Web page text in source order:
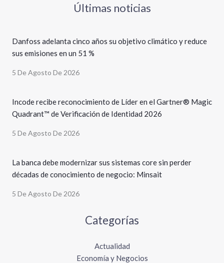
Últimas noticias
Danfoss adelanta cinco años su objetivo climático y reduce
sus emisiones en un 51 %
5 De Agosto De 2026
Incode recibe reconocimiento de Líder en el Gartner® Magic
Quadrant™ de Verificación de Identidad 2026
5 De Agosto De 2026
La banca debe modernizar sus sistemas core sin perder
décadas de conocimiento de negocio: Minsait
5 De Agosto De 2026
Categorías
Actualidad
Economía y Negocios